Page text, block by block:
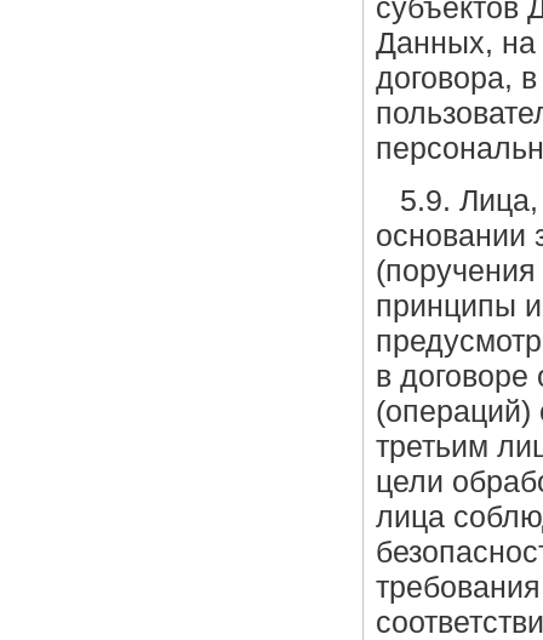
субъектов
Данных, на
договора,
5.9.
основании
принципы
в договоре
(операций)
третьим
цели
лица